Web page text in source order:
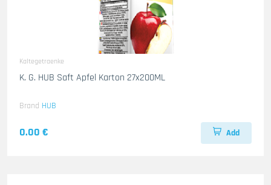
Kaltegetraenke
K. G. HUB Saft Apfel Karton 27x200ML
Brand HUB
0.00 € Add